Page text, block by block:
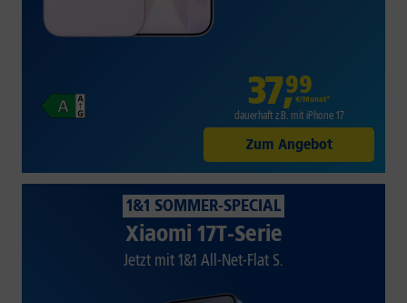
37,99
€/Monat*
dauerhaft z.B. mit iPhone 17
Zum Angebot
1&1 SOMMER-SPECIAL
Xiaomi 17T-Serie
Jetzt mit 1&1 All-Net-Flat S.